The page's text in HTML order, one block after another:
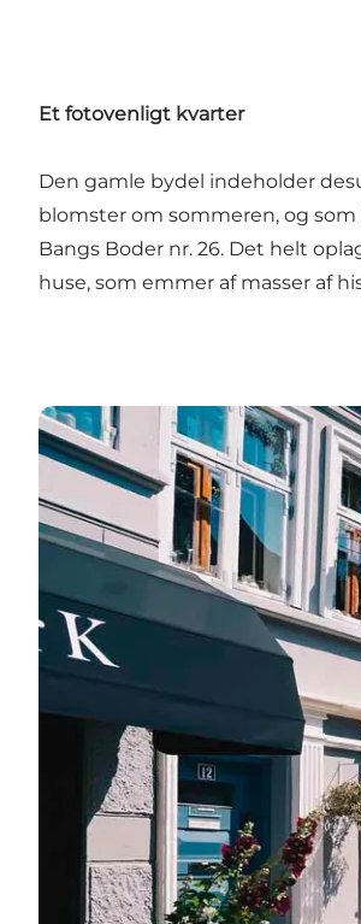
Et fotovenligt kvarter
Den gamle bydel indeholder
blomster om sommeren, og
Bangs Boder nr. 26. Det helt
huse, som emmer af masser af